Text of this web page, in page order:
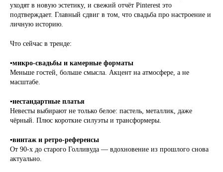
уходят в новую эстетику, и свежий отчёт Pinterest это
подтверждает. Главный сдвиг в том, что свадьба про настроение и
личную историю.
Что сейчас в тренде:
▪️микро-свадьбы и камерные форматы
Меньше гостей, больше смысла. Акцент на атмосфере, а не
масштабе.
▪️нестандартные платья
Невесты выбирают не только белое: пастель, металлик, даже
чёрный. Плюс короткие силуэты и трансформеры.
▪️винтаж и ретро-референсы
От 90-х до старого Голливуда — вдохновение из прошлого снова
актуально.